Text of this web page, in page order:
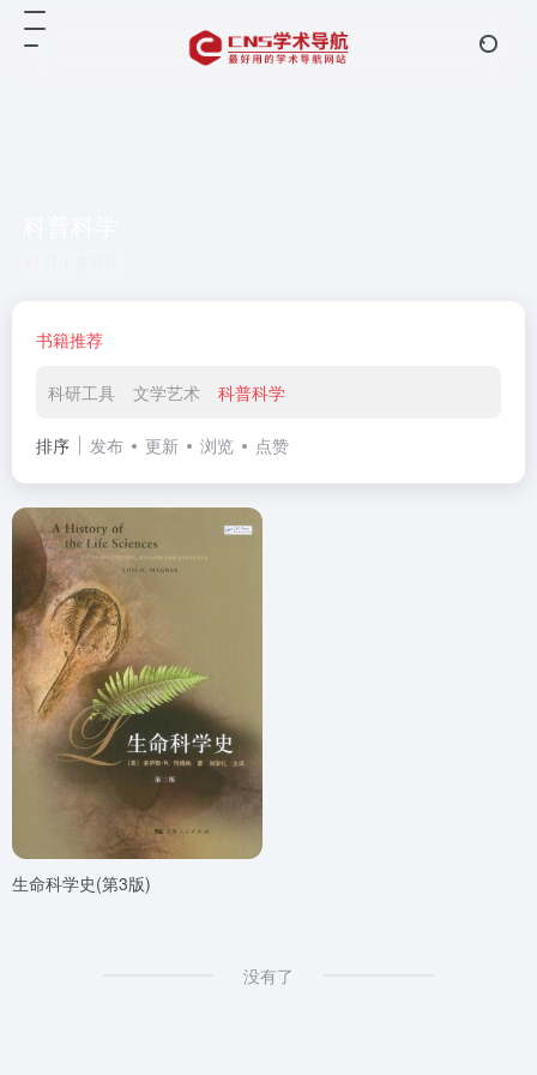
书籍推荐
科研工具 文学艺术 科普科学
排序 发布 更新 浏览 点赞
生命科学史(第3版)
没有了